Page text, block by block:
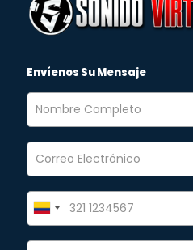
Envíenos Su Mensaje